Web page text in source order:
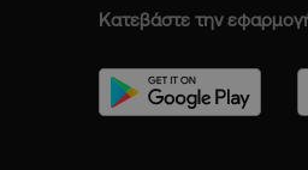
Κατεβάστε την